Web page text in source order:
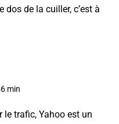
dos de la cuiller, c’est à
min
le trafic, Yahoo est un